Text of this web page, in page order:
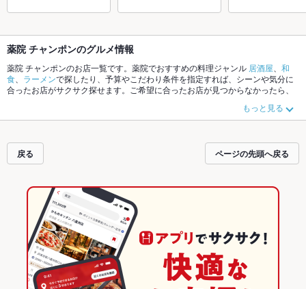
薬院 チャンポンのグルメ情報
薬院 チャンポンのお店一覧です。薬院でおすすめの料理ジャンル 居酒屋
和
食
ラーメンで探したり、予算やこだわり条件を指定すれば、シーンや気分に
合ったお店がサクサク探せます。ご希望に合ったお店が見つからなかったら、
ッパーグルメなら、お得なクーポンはもちろん、こだわりメニューからあげ 、
お茶漬け、手羽先や季節のおすすめ料理など、お店の最新情報をご紹介してい
友達どうしの飲み会にも、会社の宴会にも、デートやパーティーにもお得に便
利にホットペッパーグルメをご利用ください。
もっと見る
戻る ページの先頭へ戻る